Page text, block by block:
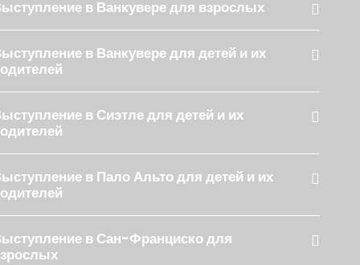
в Ванкувере для взрослых
в Ванкувере для детей и их
в Сиэтле для детей и их
в Пало Альто для детей и их
в Сан-Франциско для